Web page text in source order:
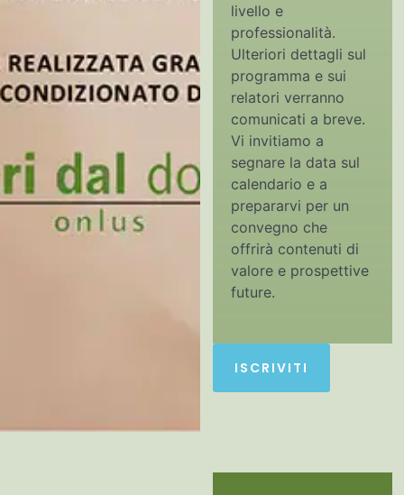
livello e
professionalità.
Ulteriori dettagli sul
programma e sui
relatori verranno
comunicati a breve.
Vi invitiamo a
segnare la data sul
calendario e a
prepararvi per un
convegno che
offrirà contenuti di
valore e prospettive
future.
ISCRIVITI